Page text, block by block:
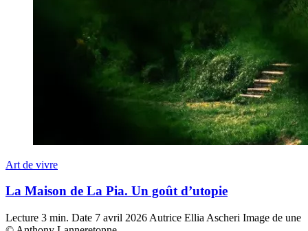
Art de vivre
La Maison de La Pia. Un goût d’utopie
Lecture 3 min. Date 7 avril 2026 Autrice Ellia Ascheri Image de une